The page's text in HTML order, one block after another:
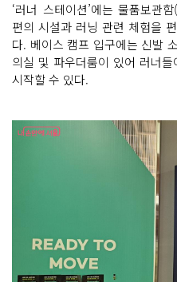
‘러너 스테이션’에는 물품보관
편의 시설과 러닝 관련 체험을
다. 베이스 캠프 입구에는 신발
의실 및 파우더룸이 있어 러너
시작할 수 있다.